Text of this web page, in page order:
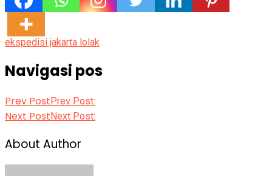
ekspedisi jakarta lolak
Navigasi pos
Prev Post Prev Post:
Next Post Next Post:
About Author